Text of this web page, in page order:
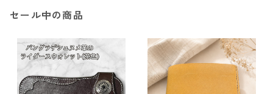
セール中の商品